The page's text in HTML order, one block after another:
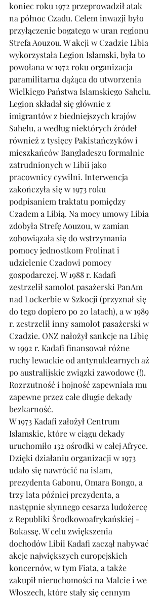
koniec roku 1972 przeprowadził atak
na północ Czadu. Celem inwazji było
przyłączenie bogatego w uran regionu
Strefa Aouzou. W akcji w Czadzie Libia
wykorzystała Legion Islamski, była to
powołana w 1972 roku organizacja
paramilitarna dążąca do utworzenia
Wielkiego Państwa Islamskiego Sahelu.
Legion składał się głównie z
imigrantów z biedniejszych krajów
Sahelu, a według niektórych źródeł
również z tysięcy Pakistańczyków i
mieszkańców Bangladeszu formalnie
zatrudnionych w Libii jako
pracownicy cywilni. Interwencja
zakończyła się w 1973 roku
podpisaniem traktatu pomiędzy
Czadem a Libią. Na mocy umowy Libia
zdobyła Strefę Aouzou, w zamian
zobowiązała się do wstrzymania
pomocy jednostkom Frolinat i
udzielenie Czadowi pomocy
gospodarczej. W 1988 r. Kadafi
zestrzelił samolot pasażerski PanAm
nad Lockerbie w Szkocji (przyznał się
do tego dopiero po 20 latach), a w 1989
r. zestrzelił inny samolot pasażerski w
Czadzie. ONZ nałożył sankcje na Libię
w 1992 r. Kadafi finansował różne
ruchy lewackie od antynuklearnych aż
po australijskie związki zawodowe (!).
Rozrzutność i hojność zapewniała mu
zapewne przez całe długie dekady
bezkarność.
W 1973 Kadafi założył Centrum
Islamskie, które w ciągu dekady
uruchomiło 132 ośrodki w całej Afryce.
Dzięki działaniu organizacji w 1973
udało się nawrócić na islam,
prezydenta Gabonu, Omara Bongo, a
trzy lata później prezydenta, a
następnie słynnego cesarza ludożercę
z Republiki Środkowoafrykańskiej -
Bokassę. W celu zwiększenia
dochodów Libii Kadafi zaczął nabywać
akcje największych europejskich
koncernów, w tym Fiata, a także
zakupił nieruchomości na Malcie i we
Włoszech, które stały się cennym